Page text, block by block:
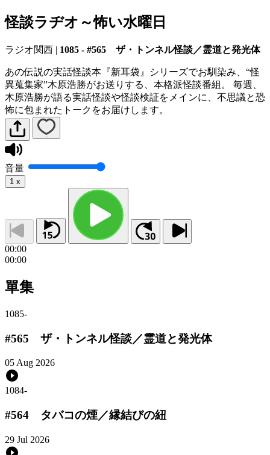
怪談ラヂオ～怖い水曜日
ラジオ関西 | 1085 - #565 ザ・トンネル怪談／霊道と発光体
あの伝説の実話怪談本『新耳袋』シリーズでお馴染み、“怪
異蒐集家”木原浩勝がお送りする、本格派怪談番組。 毎週、
木原浩勝が語る実話怪談や怪談検証をメインに、不思議と恐
怖に包まれたトークをお届けします。
音量
1 x
00:00
00:00
單集
1085-
#565 ザ・トンネル怪談／霊道と発光体
05 Aug 2026
1084-
#564 タバコの煙／縁結びの紐
29 Jul 2026